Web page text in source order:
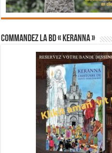
Commandez la BD « Keranna »